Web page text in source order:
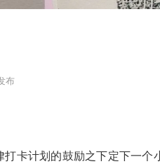
布
卡计划的鼓励之下定下一个